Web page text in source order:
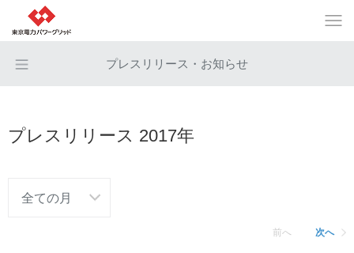
プレスリリース・お知らせ
プレスリリース 2017年
前へ 次へ